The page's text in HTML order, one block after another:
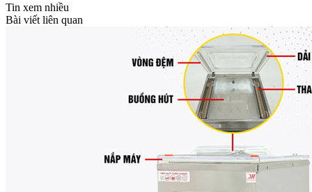
Tin xem nhiều
Bài viết liên quan